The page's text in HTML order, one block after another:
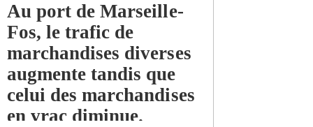
Au port de Marseille-
Fos, le trafic de
marchandises diverses
augmente tandis que
celui des marchandises
en vrac diminue.